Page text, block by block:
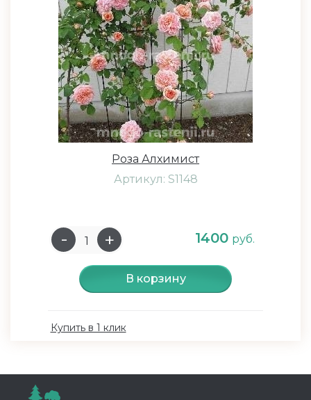
Роза Алхимист
Артикул: S1148
1400 руб.
В корзину
Купить в 1 клик